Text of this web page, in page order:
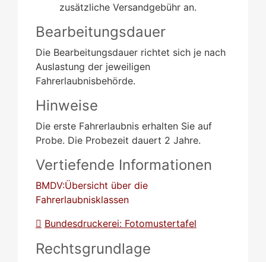
zusätzliche Versandgebühr an.
Bearbeitungsdauer
Die Bearbeitungsdauer richtet sich je nach
Auslastung der jeweiligen
Fahrerlaubnisbehörde.
Hinweise
Die erste Fahrerlaubnis erhalten Sie auf
Probe. Die Probezeit dauert 2 Jahre.
Vertiefende Informationen
BMDV:Übersicht über die
Fahrerlaubnisklassen
Bundesdruckerei: Fotomustertafel
Rechtsgrundlage